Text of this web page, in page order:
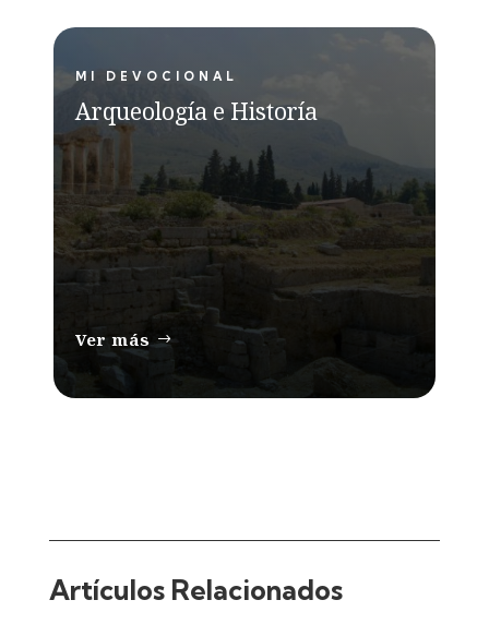
MI DEVOCIONAL
Arqueología e Historía
Ver más
Artículos Relacionados